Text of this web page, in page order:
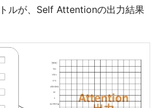
ルが、Self Attentionの出力結果